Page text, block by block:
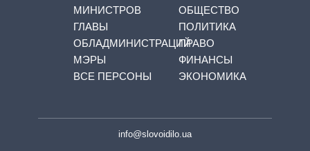
МИНИСТРОВ
ГЛАВЫ
ОБЛАДМИНИСТРАЦИЙ
МЭРЫ
ВСЕ ПЕРСОНЫ
ОБЩЕСТВО
ПОЛИТИКА
ПРАВО
ФИНАНСЫ
ЭКОНОМИКА
info@slovoidilo.ua